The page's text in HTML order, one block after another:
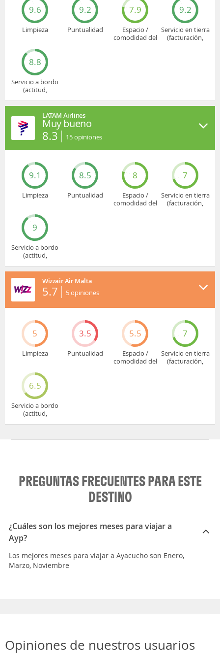
9.6
Limpieza
9.2
Puntualidad
7.9
Espacio /
comodidad del
9.2
Servicio en tierra
(facturación,
8.8
Servicio a bordo
(actitud,
LATAM Airlines
Muy bueno
8.3 15opiniones
9.1
Limpieza
8.5
Puntualidad
8
Espacio /
comodidad del
7
Servicio en tierra
(facturación,
9
Servicio a bordo
(actitud,
Wizzair Air Malta
5.7 5opiniones
5
Limpieza
3.5
Puntualidad
5.5
Espacio /
comodidad del
7
Servicio en tierra
(facturación,
6.5
Servicio a bordo
(actitud,
PREGUNTAS FRECUENTES PARA ESTE
DESTINO
¿Cuáles son los mejores meses para viajar a
Ayp?
Los mejores meses para viajar a Ayacucho son Enero,
Marzo, Noviembre
Opiniones de nuestros usuarios